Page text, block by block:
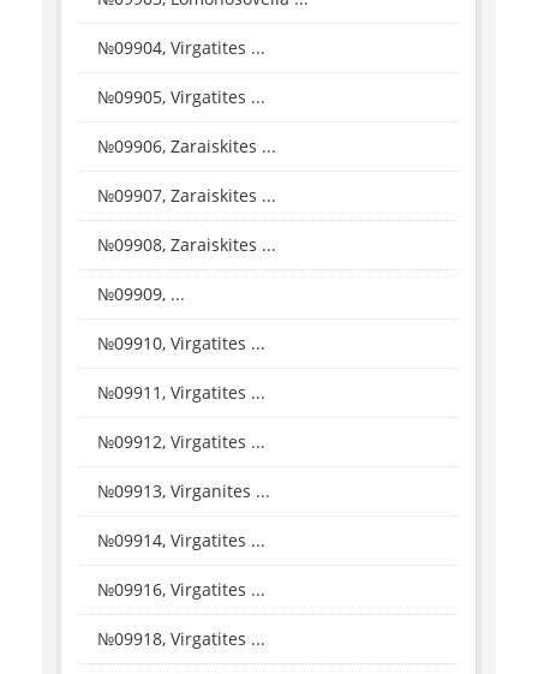
№09904, Virgatites ...
№09905, Virgatites ...
№09906, Zaraiskites ...
№09907, Zaraiskites ...
№09908, Zaraiskites ...
№09909, ...
№09910, Virgatites ...
№09911, Virgatites ...
№09912, Virgatites ...
№09913, Virganites ...
№09914, Virgatites ...
№09916, Virgatites ...
№09918, Virgatites ...